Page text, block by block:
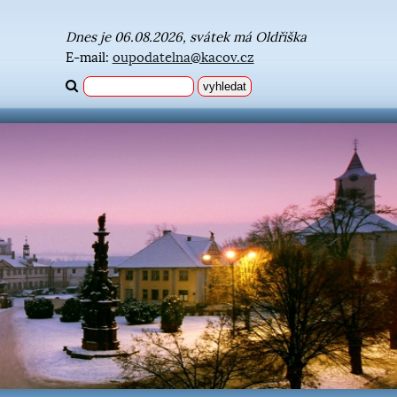
Dnes je 06.08.2026, svátek má Oldřiška
E-mail: oupodatelna@kacov.cz